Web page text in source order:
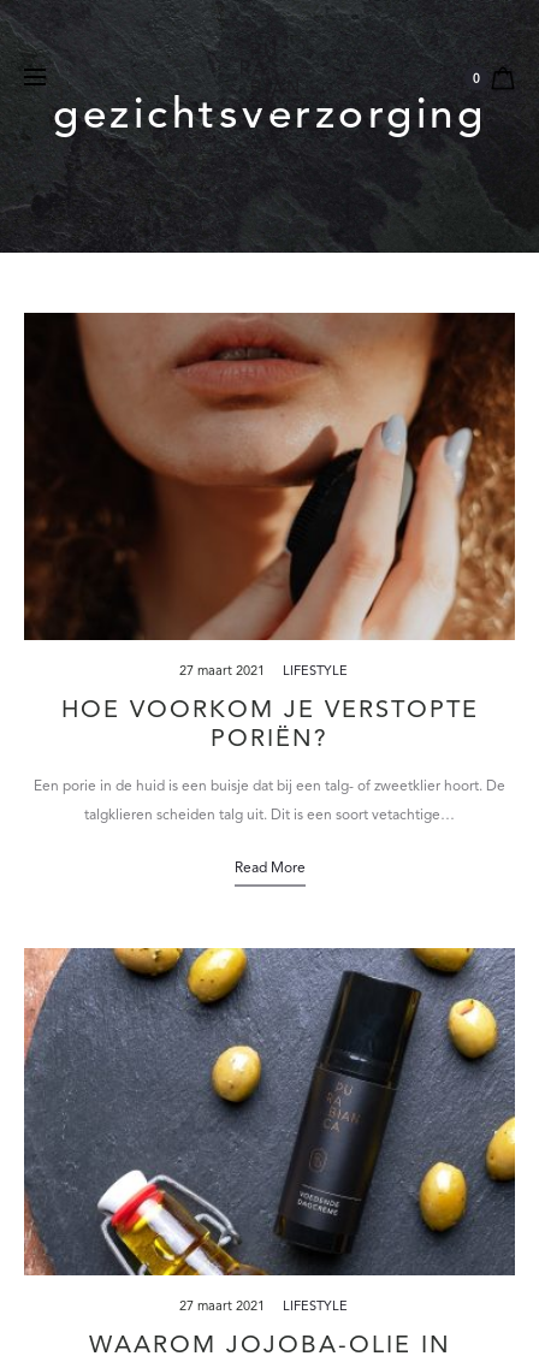
Natuurlijk Vegan
Dierproefvrij 0
gezichtsverzorging
27 maart 2021 LIFESTYLE
HOE VOORKOM JE VERSTOPTE
PORIËN?
Een porie in de huid is een buisje dat bij een talg- of zweetklier hoort. De
talgklieren scheiden talg uit. Dit is een soort vetachtige…
Read More
27 maart 2021 LIFESTYLE
WAAROM JOJOBA-OLIE IN